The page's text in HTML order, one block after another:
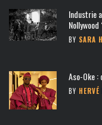
Industrie
Nollywood
BY SARA
Aso-Oke :
BY